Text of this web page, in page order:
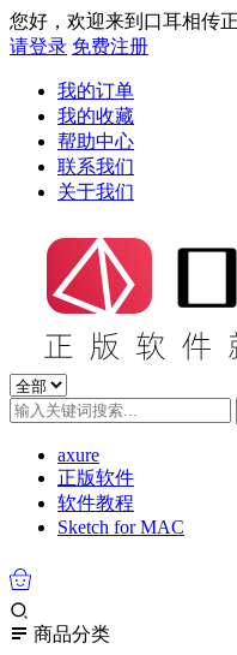
您好，欢迎来到口耳相传
请登录 免费注册
我的订单
我的收藏
帮助中心
联系我们
关于我们
axure
正版软件
软件教程
Sketch for MAC
商品分类